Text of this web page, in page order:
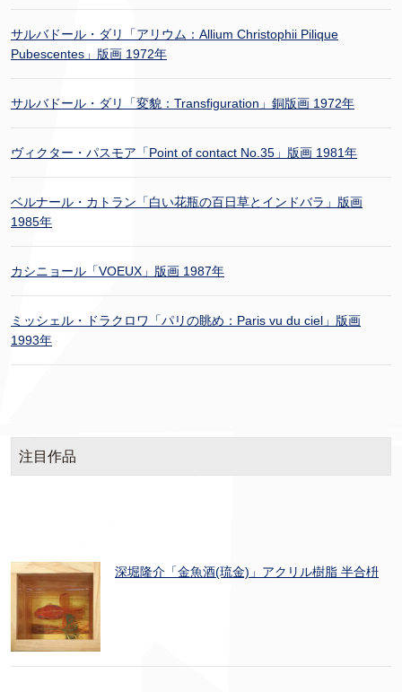
サルバドール・ダリ「アリウム：Allium Christophii Pilique
Pubescentes」版画 1972年
サルバドール・ダリ「変貌：Transfiguration」銅版画 1972年
ヴィクター・パスモア「Point of contact No.35」版画 1981年
ベルナール・カトラン「白い花瓶の百日草とインドバラ」版画
1985年
カシニョール「VOEUX」版画 1987年
ミッシェル・ドラクロワ「パリの眺め：Paris vu du ciel」版画
1993年
注目作品
深堀隆介「金魚酒(琉金)」アクリル樹脂 半合枡